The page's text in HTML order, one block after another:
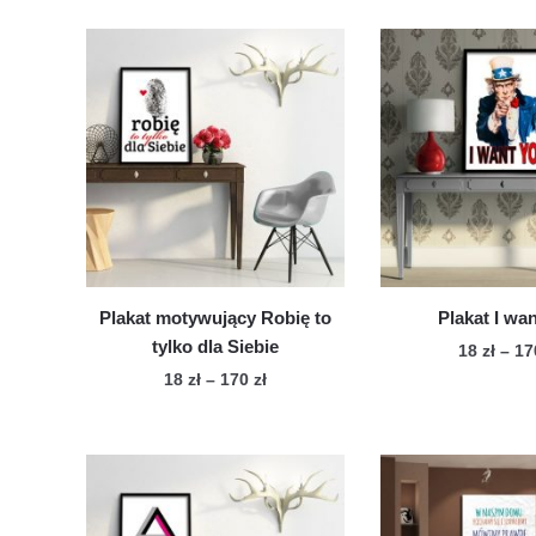
Plakat motywujący Robię to
tylko dla Siebie
18 zł – 170 złZakres
do
170 zł
produkt
ma
Plakat I
18 zł –
ma